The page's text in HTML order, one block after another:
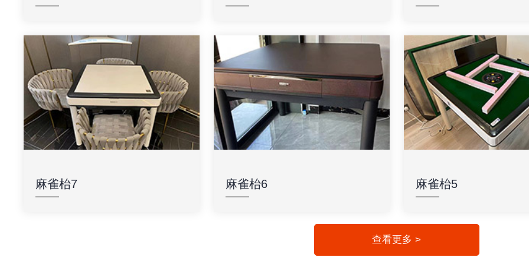
麻雀枱7 麻雀枱6 麻雀枱5
查看更多 >